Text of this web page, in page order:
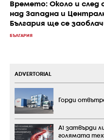
Времето: Около и след
над Западна и
България ще се
БЪЛГАРИЯ
ADVERTORIAL
Горди
А1 затвърди
голямата